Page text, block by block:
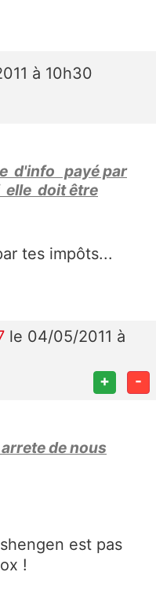
à 10h30
d'info payé par
doit être
tes impôts...
le 04/05/2011 à
+ -
de nous
est pas
!